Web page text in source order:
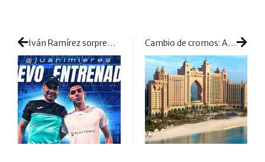
Iván Ramírez sorprende con su elección de entrenador Cambio de cromos: Abu Dhabi suple a Mallorca como enclave de inicio de temporada